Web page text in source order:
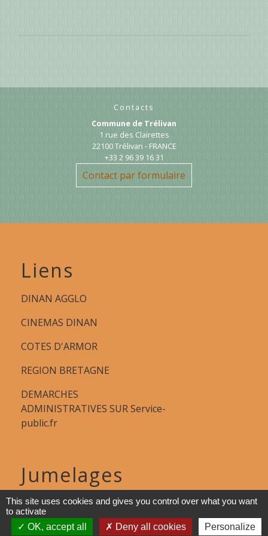
Contacts
Commune de Trélivan
1 rue des Clairettes
22100 Trélivan - FRANCE
+33 2 96 39 16 31
Contact par formulaire
Liens
DINAN AGGLO
CINEMAS DINAN
COTES D'ARMOR
REGION BRETAGNE
DEMARCHES
ADMINISTRATIVES SUR Service-
public.fr
Jumelages
MONTGAILHARD (ARIEGE)
This site uses cookies and gives you control over what you want
to activate
OK, accept all
Deny all cookies Personalize